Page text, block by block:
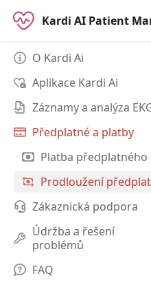
Kardi AI Patient
O Kardi Ai
Aplikace Kardi Ai
Záznamy a analýza
Předplatné a platby
Platba předplatného
Prodloužení
Zákaznická podpora
Údržba a řešení
problémů
FAQ